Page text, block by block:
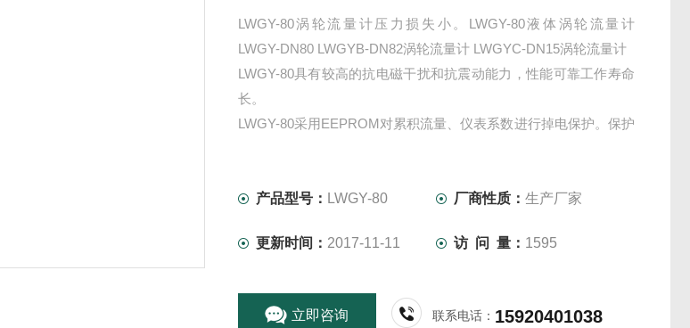
LWGY-80涡轮流量计压力损失小。LWGY-80液体涡轮流量计
LWGY-DN80 LWGYB-DN82涡轮流量计 LWGYC-DN15涡轮流量计
LWGY-80具有较高的抗电磁干扰和抗震动能力，性能可靠工作寿命
长。
LWGY-80采用EEPROM对累积流量、仪表系数进行掉电保护。保护
产品型号： LWGY-80 厂商性质：生产厂家
更新时间： 2017-11-11 访 问 量： 1595
立即咨询 联系电话： 15920401038